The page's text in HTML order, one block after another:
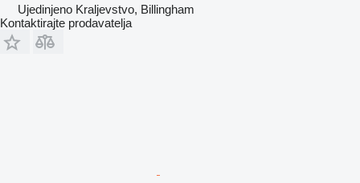
Ujedinjeno Kraljevstvo, Billingham
Kontaktirajte prodavatelja